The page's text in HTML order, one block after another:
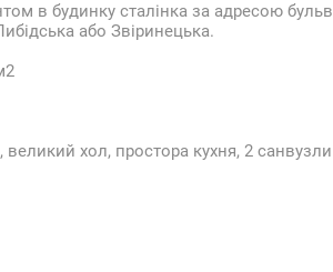
в будинку сталінка за адресою
або Звіринецька.
великий хол, простора кухня, 2